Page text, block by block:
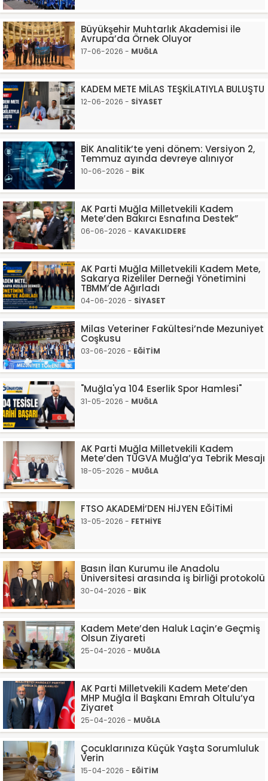
Büyükşehir Muhtarlık Akademisi ile
Avrupa’da Örnek Oluyor
17-06-2026 - MUĞLA
KADEM METE MİLAS TEŞKİLATIYLA BULUŞTU
12-06-2026 - SİYASET
BİK Analitik’te yeni dönem: Versiyon 2,
Temmuz ayında devreye alınıyor
10-06-2026 - BİK
AK Parti Muğla Milletvekili Kadem
Mete’den Bakırcı Esnafına Destek”
06-06-2026 - KAVAKLIDERE
AK Parti Muğla Milletvekili Kadem Mete,
Sakarya Rizeliler Derneği Yönetimini
TBMM’de Ağırladı
04-06-2026 - SİYASET
Milas Veteriner Fakültesi’nde Mezuniyet
Coşkusu
03-06-2026 - EĞİTİM
"Muğla'ya 104 Eserlik Spor Hamlesi"
31-05-2026 - MUĞLA
AK Parti Muğla Milletvekili Kadem
Mete’den TÜGVA Muğla’ya Tebrik Mesajı
18-05-2026 - MUĞLA
FTSO AKADEMİ’DEN HİJYEN EĞİTİMİ
13-05-2026 - FETHİYE
Basın İlan Kurumu ile Anadolu
Üniversitesi arasında iş birliği protokolü
30-04-2026 - BİK
Kadem Mete’den Haluk Laçin’e Geçmiş
Olsun Ziyareti
25-04-2026 - MUĞLA
AK Parti Milletvekili Kadem Mete’den
MHP Muğla İl Başkanı Emrah Oltulu’ya
Ziyaret
25-04-2026 - MUĞLA
Çocuklarınıza Küçük Yaşta Sorumluluk
Verin
15-04-2026 - EĞİTİM